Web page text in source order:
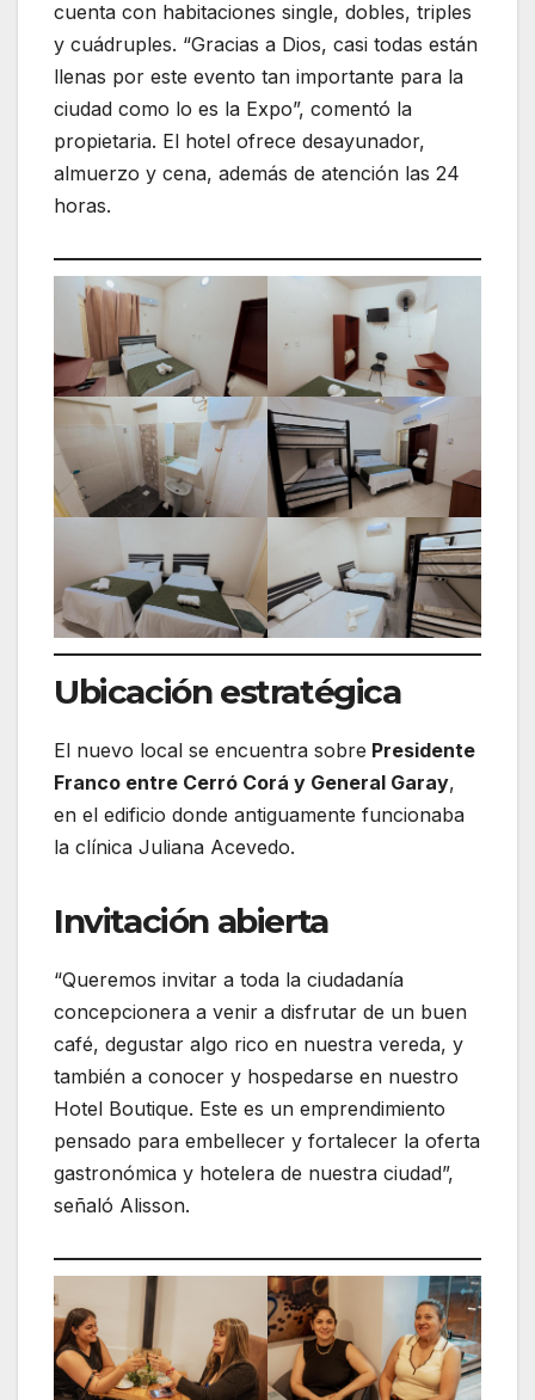
cuenta con habitaciones single, dobles, triples
y cuádruples. “Gracias a Dios, casi todas están
llenas por este evento tan importante para la
ciudad como lo es la Expo”, comentó la
propietaria. El hotel ofrece desayunador,
almuerzo y cena, además de atención las 24
horas.
Ubicación estratégica
El nuevo local se encuentra sobre Presidente
Franco entre Cerró Corá y General Garay,
en el edificio donde antiguamente funcionaba
la clínica Juliana Acevedo.
Invitación abierta
“Queremos invitar a toda la ciudadanía
concepcionera a venir a disfrutar de un buen
café, degustar algo rico en nuestra vereda, y
también a conocer y hospedarse en nuestro
Hotel Boutique. Este es un emprendimiento
pensado para embellecer y fortalecer la oferta
gastronómica y hotelera de nuestra ciudad”,
señaló Alisson.